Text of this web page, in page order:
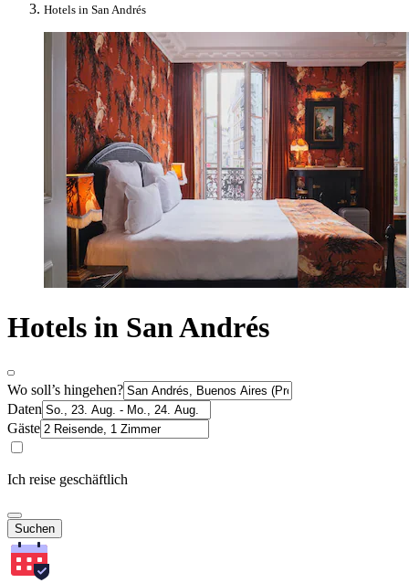
Hotels in San Andrés
Hotels in San Andrés
Wo soll’s hingehen?
Daten
Gäste
Ich reise geschäftlich
Suchen